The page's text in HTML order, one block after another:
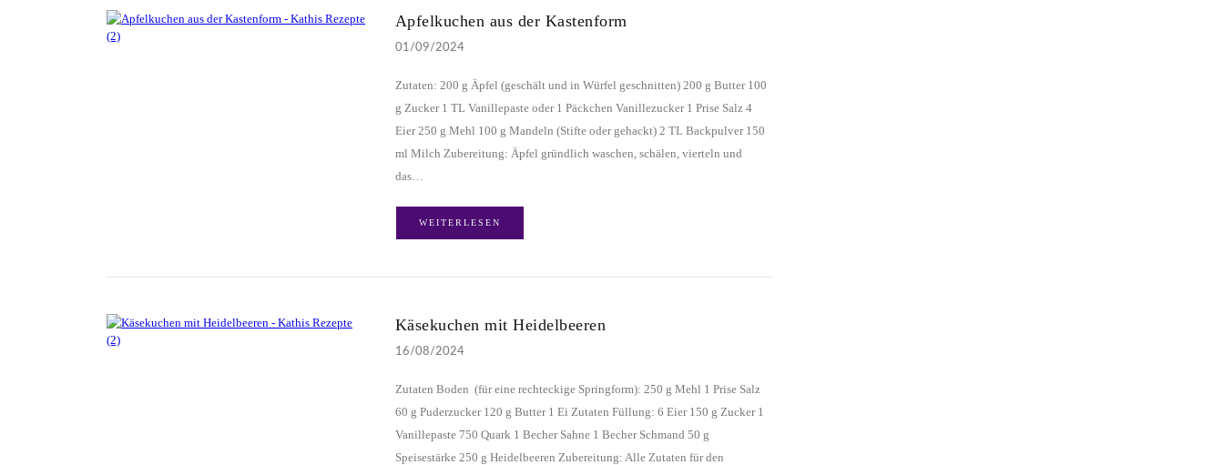
Apfelkuchen aus der Kastenform
01/09/2024
Zutaten: 200 g Äpfel (geschält und in Würfel geschnitten) 200 g Butter 100
g Zucker 1 TL Vanillepaste oder 1 Päckchen Vanillezucker 1 Prise Salz 4
Eier 250 g Mehl 100 g Mandeln (Stifte oder gehackt) 2 TL Backpulver 150
ml Milch Zubereitung: Äpfel gründlich waschen, schälen, vierteln und
das…
WEITERLESEN
Käsekuchen mit Heidelbeeren
16/08/2024
Zutaten Boden (für eine rechteckige Springform): 250 g Mehl 1 Prise Salz
60 g Puderzucker 120 g Butter 1 Ei Zutaten Füllung: 6 Eier 150 g Zucker 1
Vanillepaste 750 Quark 1 Becher Sahne 1 Becher Schmand 50 g
Speisestärke 250 g Heidelbeeren Zubereitung: Alle Zutaten für den